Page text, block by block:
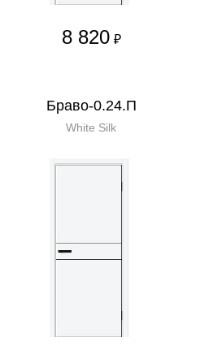
8 820 ₽
Браво-0.24.П
White Silk